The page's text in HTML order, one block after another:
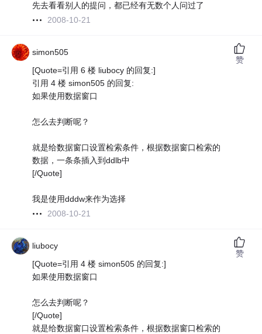
先去看看别人的提问，都已经有无数个人问过了
2008-10-21
simon505
[Quote=引用 6 楼 liubocy 的回复:]
引用 4 楼 simon505 的回复:
如果使用数据窗口
怎么去判断呢？
就是给数据窗口设置检索条件，根据数据窗口检索的
数据，一条条插入到ddlb中
[/Quote]
我是使用dddw来作为选择
2008-10-21
赞
liubocy
[Quote=引用 4 楼 simon505 的回复:]
如果使用数据窗口
怎么去判断呢？
[/Quote]
就是给数据窗口设置检索条件，根据数据窗口检索的
赞